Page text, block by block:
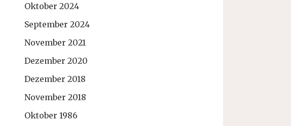
Oktober 2024
September 2024
November 2021
Dezember 2020
Dezember 2018
November 2018
Oktober 1986